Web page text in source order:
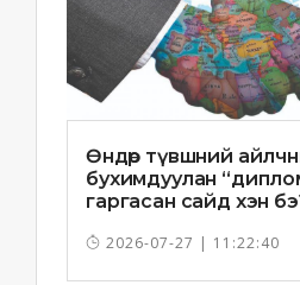
Өндөр түвшний
бухимдуулан
гаргасан сайд хэн
2026-07-27 | 11:22:40